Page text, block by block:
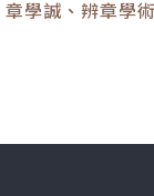
學誠、辨章學